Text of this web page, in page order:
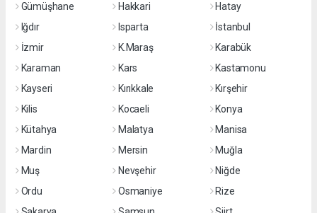
Gümüşhane
Hakkari
Hatay
Iğdır
Isparta
İstanbul
İzmir
K.Maraş
Karabük
Karaman
Kars
Kastamonu
Kayseri
Kırıkkale
Kırşehir
Kilis
Kocaeli
Konya
Kütahya
Malatya
Manisa
Mardin
Mersin
Muğla
Muş
Nevşehir
Niğde
Ordu
Osmaniye
Rize